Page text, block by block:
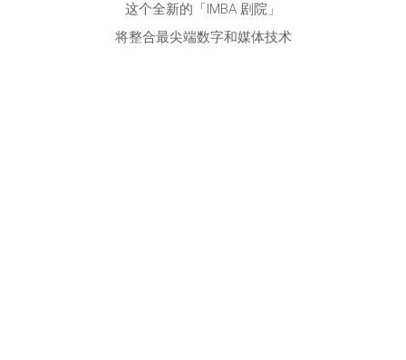
这个全新的「IMBA 剧院」
将整合最尖端数字和媒体技术